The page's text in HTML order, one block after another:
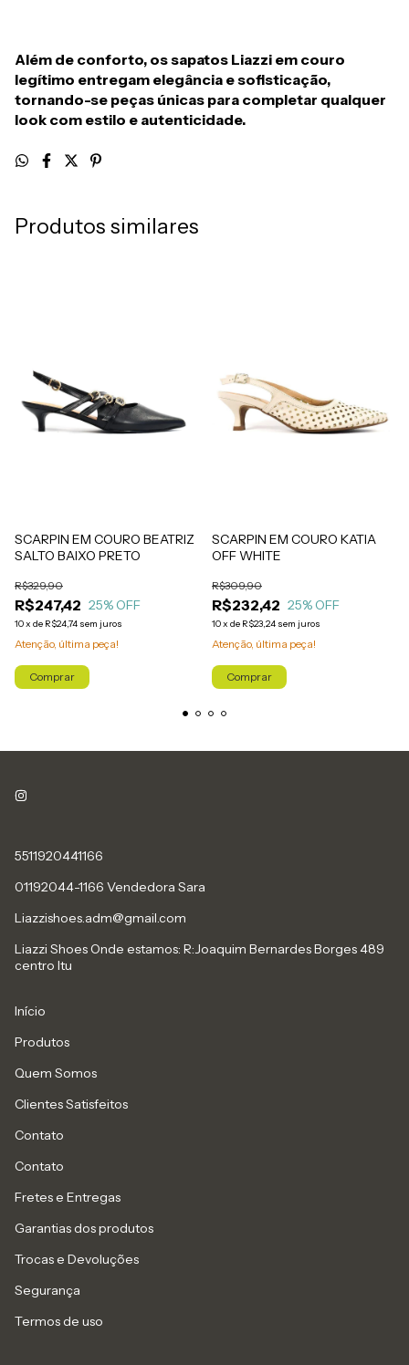
Além de conforto, os sapatos Liazzi em couro
legítimo entregam elegância e sofisticação,
tornando-se peças únicas para completar qualquer
look com estilo e autenticidade.
Produtos similares
SCARPIN EM COURO BEATRIZ
SALTO BAIXO PRETO
R$247,42
R$329,90
25% OFF
10x de R$24,74 sem juros
Atenção, última peça!
Comprar
SCARPIN EM COURO KATIA
OFF WHITE
R$232,42
R$309,90
25% OFF
10x de R$23,24 sem juros
Atenção, última peça!
Comprar
5511920441166
01192044-1166 Vendedora Sara
Liazzishoes.adm@gmail.com
Liazzi Shoes Onde estamos: R:Joaquim Bernardes Borges 489
centro Itu
Início
Produtos
Quem Somos
Clientes Satisfeitos
Contato
Contato
Fretes e Entregas
Garantias dos produtos
Trocas e Devoluções
Segurança
Termos de uso